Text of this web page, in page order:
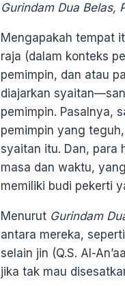
Gurindam Dua Belas,
Mengapakah tempat
raja (dalam konteks
pemimpin, dan atau
diajarkan
pemimpin. Pasalnya,
pemimpin yang
syaitan itu. Dan, para
masa dan waktu,
memiliki budi pekerti
Menurut Gurindam
antara mereka,
selain jin (Q.S. Al-
jika tak mau